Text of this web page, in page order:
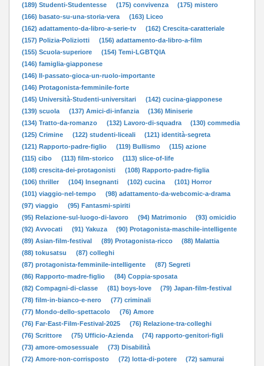
(189) Studenti-Studentesse
(175) convivenza
(175) mistero
(166) basato-su-una-storia-vera
(163) Liceo
(162) adattamento-da-libro-a-serie-tv
(162) Crescita-caratteriale
(157) Polizia-Poliziotti
(156) adattamento-da-libro-a-film
(155) Scuola-superiore
(154) Temi-LGBTQIA
(146) famiglia-giapponese
(146) Il-passato-gioca-un-ruolo-importante
(146) Protagonista-femminile-forte
(145) Università-Studenti-universitari
(142) cucina-giapponese
(139) scuola
(137) Amici-di-infanzia
(136) Miniserie
(134) Tratto-da-romanzo
(132) Lavoro-di-squadra
(130) commedia
(125) Crimine
(122) studenti-liceali
(121) identità-segreta
(121) Rapporto-padre-figlio
(119) Bullismo
(115) azione
(115) cibo
(113) film-storico
(113) slice-of-life
(108) crescita-dei-protagonisti
(108) Rapporto-padre-figlia
(106) thriller
(104) Insegnanti (102) cucina
(101) Horror
(101) viaggio-nel-tempo
(98) adattamento-da-webcomic-a-drama
(97) viaggio
(95) Fantasmi-spiriti
(95) Relazione-sul-luogo-di-lavoro
(94) Matrimonio
(93) omicidio
(92) Avvocati
(91) Yakuza
(90) Protagonista-maschile-intelligente
(89) Asian-film-festival
(89) Protagonista-ricco
(88) Malattia
(88) tokusatsu
(87) colleghi
(87) protagonista-femminile-intelligente
(87) Segreti
(86) Rapporto-madre-figlio
(84) Coppia-sposata
(82) Compagni-di-classe
(81) boys-love
(79) Japan-film-festival
(78) film-in-bianco-e-nero
(77) criminali
(77) Mondo-dello-spettacolo
(76) Amore
(76) Far-East-Film-Festival-2025
(76) Relazione-tra-colleghi
(76) Scrittore
(75) Ufficio-Azienda
(74) rapporto-genitori-figli
(73) amore-omosessuale
(73) Disabilità
(72) Amore-non-corrisposto
(72) lotta-di-potere
(72) samurai